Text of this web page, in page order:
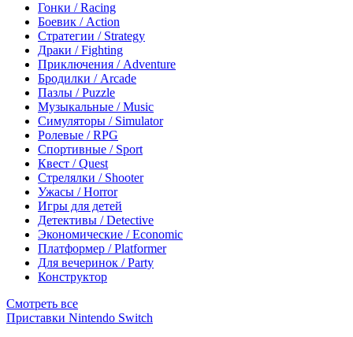
Гонки / Racing
Боевик / Action
Стратегии / Strategy
Драки / Fighting
Приключения / Adventure
Бродилки / Arcade
Пазлы / Puzzle
Музыкальные / Music
Симуляторы / Simulator
Ролевые / RPG
Спортивные / Sport
Квест / Quest
Стрелялки / Shooter
Ужасы / Horror
Игры для детей
Детективы / Detective
Экономические / Economic
Платформер / Platformer
Для вечеринок / Party
Конструктор
Смотреть все
Приставки Nintendo Switch